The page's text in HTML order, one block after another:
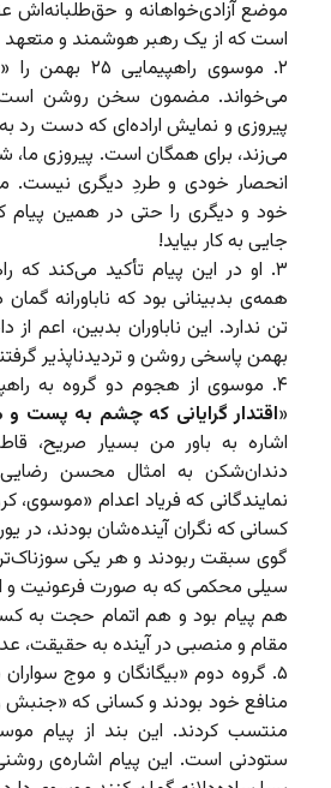
موضع آزادی‌خواهانه و
است که از یک رهبر هوشمند و متعهد
۲. موسوی
می‌‌خواند. مضمون سخن روشن
پیروزی و نمایش اراده‌ای که دست رد
می‌زند، برای همگان است. پیروزی
انحصار خودی و طردِ دیگری نیست.
خود و دیگری را حتی در همین پیام
جایی به کار بیاید!
همه‌ی بدبینانی بود که ناباورانه
بهمن پاسخی روشن و تردیدناپذیر
«اقتدار گرایانی که چشم به پست و
اشاره به باور من بسیار
دندان‌شکن به امثال محسن
نمایندگانی که فریاد اعدام «موسوی،
کسانی که نگران آینده‌شان بودند،
گوی سبقت ربودند و هر یکی سوزناک‌تر
سیلی محکمی که به صورت فرعونیت و
هم پیام بود و هم اتمام حجت به
مقام و منصبی در آینده به حقیقت،
۵. گروه دوم «بیگانگان و موج
منافع خود بودند و کسانی که «جنبش
منتسب کردند. این بند از پیام
ستودنی است. این پیام اشاره‌ی